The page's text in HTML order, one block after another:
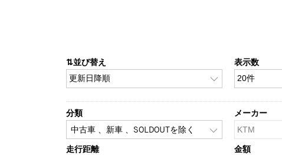
⇅並び替え 表示数
分類
中古車 、新車 、SOLDOUTを除く
メーカー
走行距離 金額